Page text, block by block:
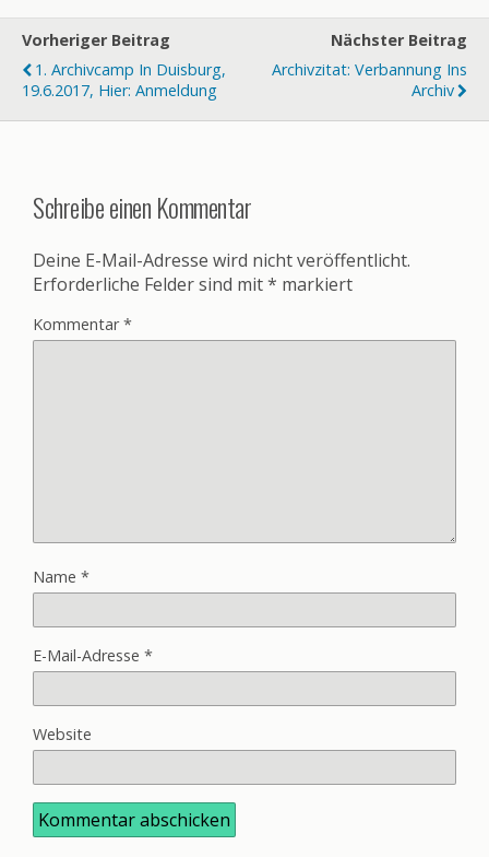
Vorheriger Beitrag
1. Archivcamp In Duisburg,
19.6.2017, Hier: Anmeldung
Nächster Beitrag
Archivzitat: Verbannung Ins
Archiv
Schreibe einen Kommentar
Deine E-Mail-Adresse wird nicht veröffentlicht.
Erforderliche Felder sind mit* markiert
Kommentar*
Name *
E-Mail-Adresse *
Website